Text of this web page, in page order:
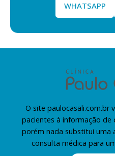
WHATSAPP
O site paulocasali.com.br
pacientes à informação de
porém nada substitui uma
consulta médica para